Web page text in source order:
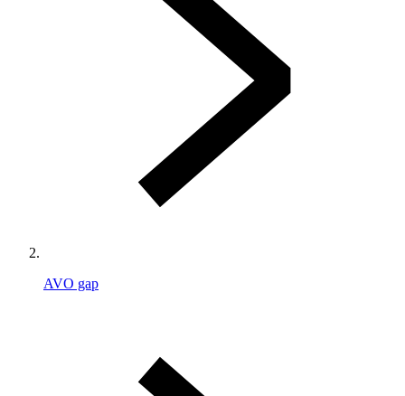
AVO gap